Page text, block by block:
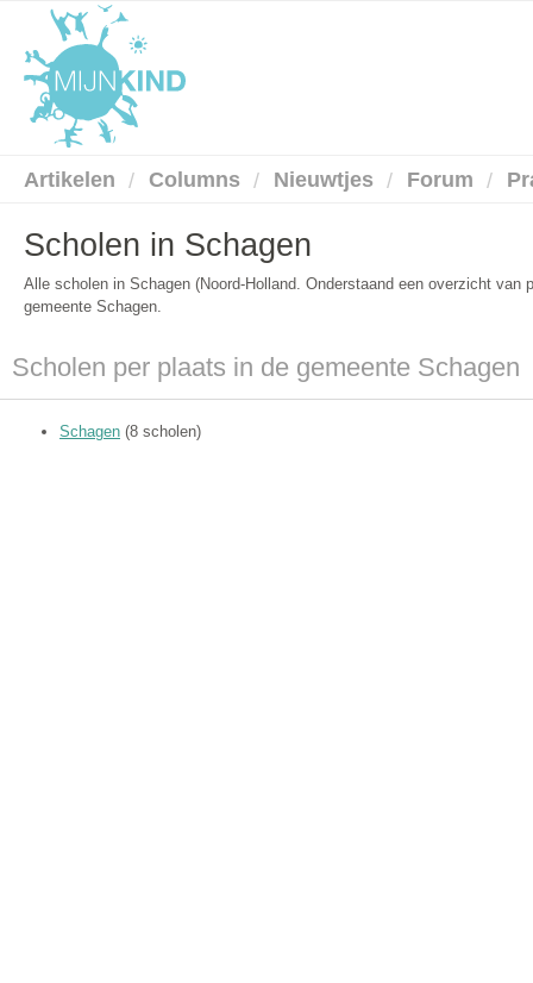
Artikelen Columns Nieuwtjes Forum
Scholen in Schagen
Alle scholen in Schagen (Noord-Holland. Onderstaand een overzicht van
gemeente Schagen.
Scholen per plaats in de gemeente Schagen
Schagen (8 scholen)